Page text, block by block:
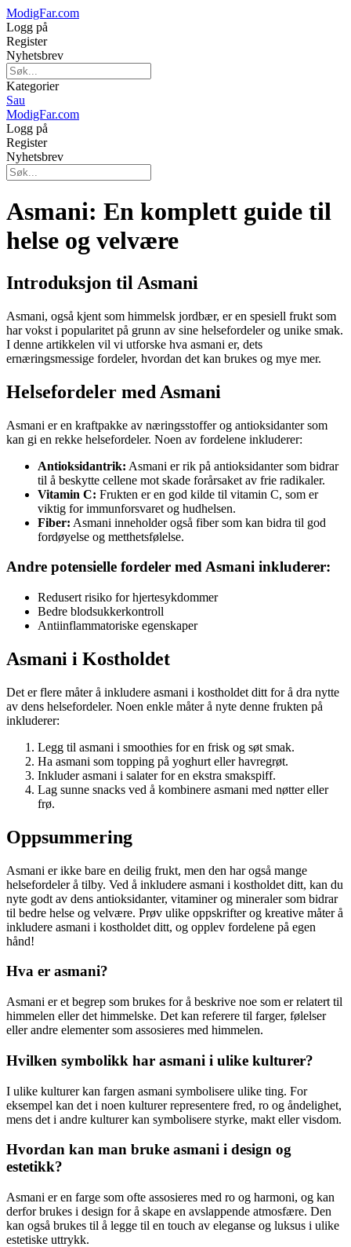
ModigFar.com
Logg på
Register
Nyhetsbrev
Kategorier
Sau
ModigFar.com
Logg på
Register
Nyhetsbrev
Asmani: En komplett guide til
helse og velvære
Introduksjon til Asmani
Asmani, også kjent som himmelsk jordbær, er en spesiell frukt som
har vokst i popularitet på grunn av sine helsefordeler og unike smak.
I denne artikkelen vil vi utforske hva asmani er, dets
ernæringsmessige fordeler, hvordan det kan brukes og mye mer.
Helsefordeler med Asmani
Asmani er en kraftpakke av næringsstoffer og antioksidanter som
kan gi en rekke helsefordeler. Noen av fordelene inkluderer:
Antioksidantrik: Asmani er rik på antioksidanter som bidrar
til å beskytte cellene mot skade forårsaket av frie radikaler.
Vitamin C: Frukten er en god kilde til vitamin C, som er
viktig for immunforsvaret og hudhelsen.
Fiber: Asmani inneholder også fiber som kan bidra til god
fordøyelse og metthetsfølelse.
Andre potensielle fordeler med Asmani inkluderer:
Redusert risiko for hjertesykdommer
Bedre blodsukkerkontroll
Antiinflammatoriske egenskaper
Asmani i Kostholdet
Det er flere måter å inkludere asmani i kostholdet ditt for å dra nytte
av dens helsefordeler. Noen enkle måter å nyte denne frukten på
inkluderer:
Legg til asmani i smoothies for en frisk og søt smak.
Ha asmani som topping på yoghurt eller havregrøt.
Inkluder asmani i salater for en ekstra smakspiff.
Lag sunne snacks ved å kombinere asmani med nøtter eller
frø.
Oppsummering
Asmani er ikke bare en deilig frukt, men den har også mange
helsefordeler å tilby. Ved å inkludere asmani i kostholdet ditt, kan du
nyte godt av dens antioksidanter, vitaminer og mineraler som bidrar
til bedre helse og velvære. Prøv ulike oppskrifter og kreative måter å
inkludere asmani i kostholdet ditt, og opplev fordelene på egen
hånd!
Hva er asmani?
Asmani er et begrep som brukes for å beskrive noe som er relatert til
himmelen eller det himmelske. Det kan referere til farger, følelser
eller andre elementer som assosieres med himmelen.
Hvilken symbolikk har asmani i ulike kulturer?
I ulike kulturer kan fargen asmani symbolisere ulike ting. For
eksempel kan det i noen kulturer representere fred, ro og åndelighet,
mens det i andre kulturer kan symbolisere styrke, makt eller visdom.
Hvordan kan man bruke asmani i design og
estetikk?
Asmani er en farge som ofte assosieres med ro og harmoni, og kan
derfor brukes i design for å skape en avslappende atmosfære. Den
kan også brukes til å legge til en touch av eleganse og luksus i ulike
estetiske uttrykk.